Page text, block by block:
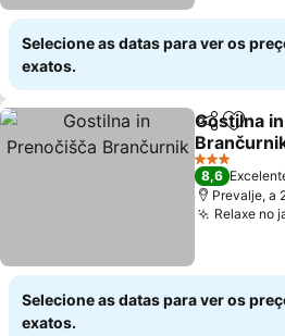
Selecione as datas para ver os
exatos.
Partilhar
Gostilna
Ver preços
3 Estrelas
8,6
Prevalje, a
Relaxe no
Selecione as datas para ver os
exatos.